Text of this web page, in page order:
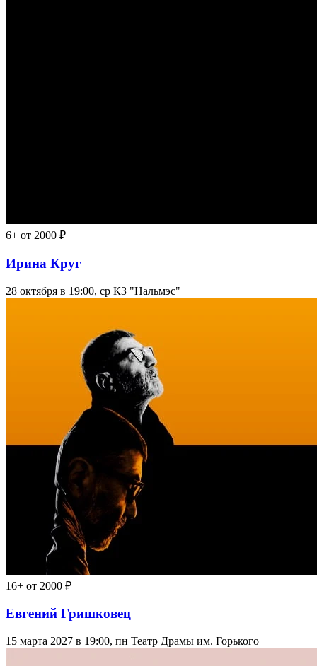
6+ от 2000 ₽
Ирина Круг
28 октября в 19:00, ср КЗ "Нальмэс"
16+ от 2000 ₽
Евгений Гришковец
15 марта 2027 в 19:00, пн Театр Драмы им. Горького